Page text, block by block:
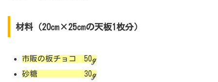
材料（20㎝×25㎝の天板1枚分）
市販の板チョコ 50ℊ
砂糖 30ℊ